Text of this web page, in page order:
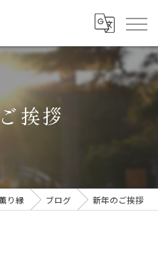
挨拶
り縁 ブログ 新年のご挨拶